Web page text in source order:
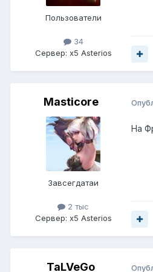
Пользователи
34
Сервер: x5 Asterios
Masticore
Завсегдатаи
2 тыс
Сервер: x5 Asterios
На
TaLVeGo